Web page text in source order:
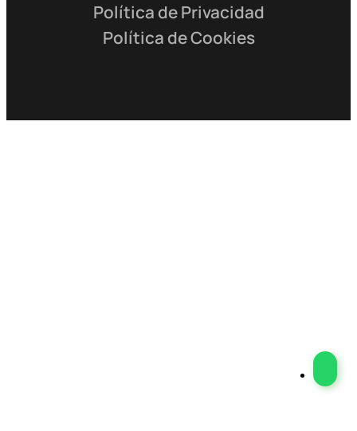
Política de Privacidad
Política de Cookies